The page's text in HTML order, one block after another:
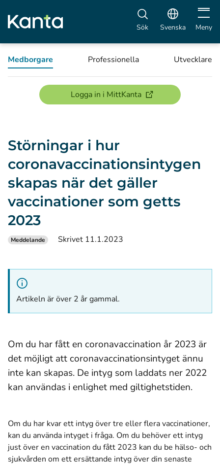
Sök Svenska Öppna
Meny
Medborgare Professionella Utvecklare
Logga in i MittKanta(öppnas i ett nytt
Störningar i hur
coronavaccinationsintygen
skapas när det gäller
vaccinationer som getts
2023
Meddelande Skrivet 11.1.2023
Artikeln är över 2 år gammal.
Om du har fått en coronavaccination år 2023 är
det möjligt att coronavaccinationsintyget ännu
inte kan skapas. De intyg som laddats ner 2022
kan användas i enlighet med giltighetstiden.
Om du har kvar ett intyg över tre eller flera vaccinationer,
kan du använda intyget i fråga. Om du behöver ett intyg
just över en vaccination du fått 2023 kan du be hälso- och
sjukvården om ett ersättande intyg över din senaste